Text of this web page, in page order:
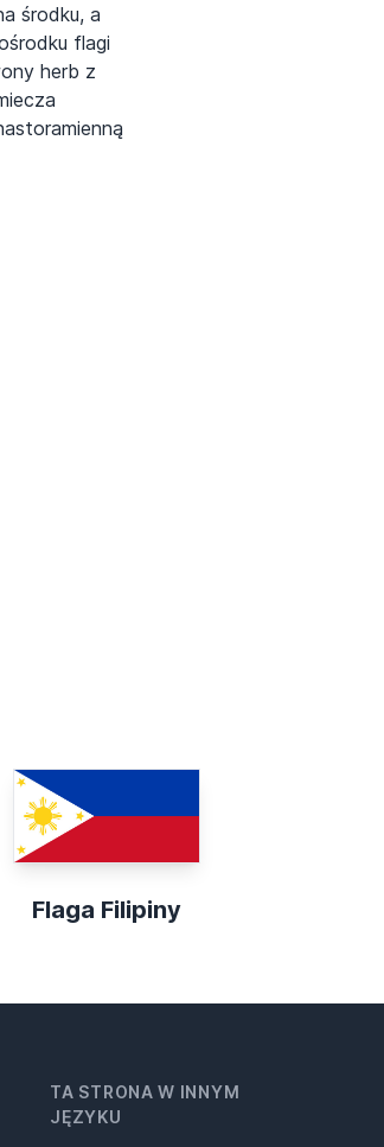
środku, a
flagi
herb z
Flaga Filipiny
TA STRONA W INNYM
JĘZYKU